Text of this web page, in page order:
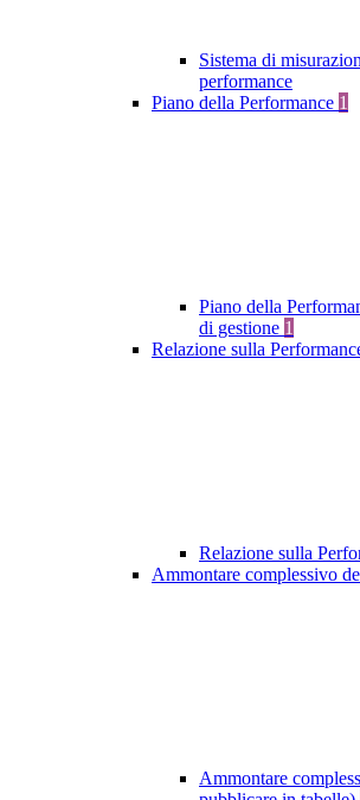
Sistema di
performance
Piano della Performance 1
Piano della
di gestione 1
Relazione sulla
Relazione sulla
Ammontare complessivo
Ammontare